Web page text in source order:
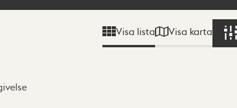
Visa lista Visa karta